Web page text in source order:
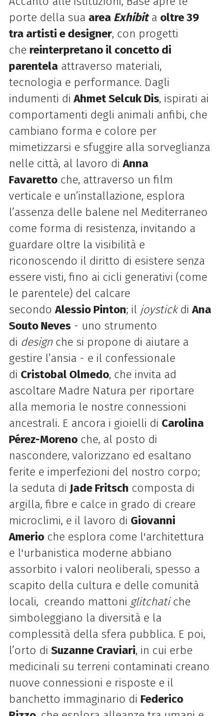
porte della sua area Exhibit a oltre 39
tra artisti e designer, con progetti
che reinterpretano il concetto di
parentela attraverso materiali,
tecnologia e performance. Dagli
indumenti di Ahmet Selcuk Dis, ispirati ai
comportamenti degli animali anfibi, che
cambiano forma e colore per
mimetizzarsi e sfuggire alla sorveglianza
nelle città, al lavoro di Anna
Favaretto che, attraverso un film
verticale e un’installazione, esplora
l’assenza delle balene nel Mediterraneo
come forma di resistenza, invitando a
guardare oltre la visibilità e
riconoscendo il diritto di esistere senza
essere visti, fino ai cicli generativi (come
le parentele) del calcare
secondo Alessio Pinton; il joystick di Ana
Souto Neves - uno strumento
di design che si propone di aiutare a
gestire l’ansia - e il confessionale
di Cristobal Olmedo, che invita ad
ascoltare Madre Natura per riportare
alla memoria le nostre connessioni
ancestrali. E ancora i gioielli di Carolina
Pérez-Moreno che, al posto di
nascondere, valorizzano ed esaltano
ferite e imperfezioni del nostro corpo;
la seduta di Jade Fritsch composta di
argilla, fibre e calce in grado di creare
microclimi, e il lavoro di Giovanni
Amerio che esplora come l'architettura
e l'urbanistica moderne abbiano
assorbito i valori neoliberali, spesso a
scapito della cultura e delle comunità
locali, creando mattoni glitchatiche
simboleggiano la diversità e la
complessità della sfera pubblica. E poi,
l’orto di Suzanne Craviari, in cui erbe
medicinali su terreni contaminati creano
nuove connessioni e risposte e il
banchetto immaginario di Federico